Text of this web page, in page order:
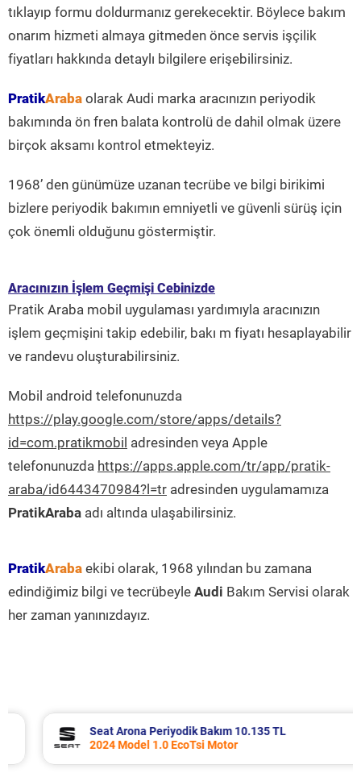
tıklayıp formu doldurmanız gerekecektir. Böylece bakım
onarım hizmeti almaya gitmeden önce servis işçilik
fiyatları hakkında detaylı bilgilere erişebilirsiniz.
PratikAraba olarak Audi marka aracınızın periyodik
bakımında ön fren balata kontrolü de dahil olmak üzere
birçok aksamı kontrol etmekteyiz.
1968’ den günümüze uzanan tecrübe ve bilgi birikimi
bizlere periyodik bakımın emniyetli ve güvenli sürüş için
çok önemli olduğunu göstermiştir.
Aracınızın İşlem Geçmişi Cebinizde
Pratik Araba mobil uygulaması yardımıyla aracınızın
işlem geçmişini takip edebilir, bakı m fiyatı hesaplayabilir
ve randevu oluşturabilirsiniz.
Mobil android telefonunuzda
https://play.google.com/store/apps/details?
id=com.pratikmobil adresinden veya Apple
telefonunuzda https://apps.apple.com/tr/app/pratik-
araba/id6443470984?l=tr adresinden uygulamamıza
PratikAraba adı altında ulaşabilirsiniz.
PratikAraba ekibi olarak, 1968 yılından bu zamana
edindiğimiz bilgi ve tecrübeyle Audi Bakım Servisi olarak
her zaman yanınızdayız.
Seat Arona Periyodik Bakım 10.135 TL
2024 Model 1.0 EcoTsi Motor